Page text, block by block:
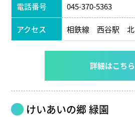
電話番号 045-370-5363
アクセス 相鉄線 西谷駅 北
詳細はこちら
けいあいの郷 緑園